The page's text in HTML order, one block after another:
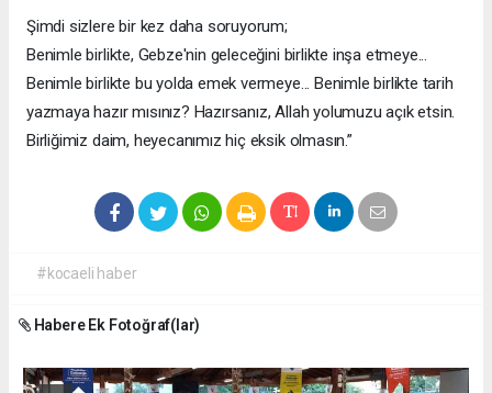
Şimdi sizlere bir kez daha soruyorum;
Benimle birlikte, Gebze'nin geleceğini birlikte inşa etmeye...
Benimle birlikte bu yolda emek vermeye... Benimle birlikte tarih
yazmaya hazır mısınız? Hazırsanız, Allah yolumuzu açık etsin.
Birliğimiz daim, heyecanımız hiç eksik olmasın.”
#kocaeli haber
Habere Ek Fotoğraf(lar)